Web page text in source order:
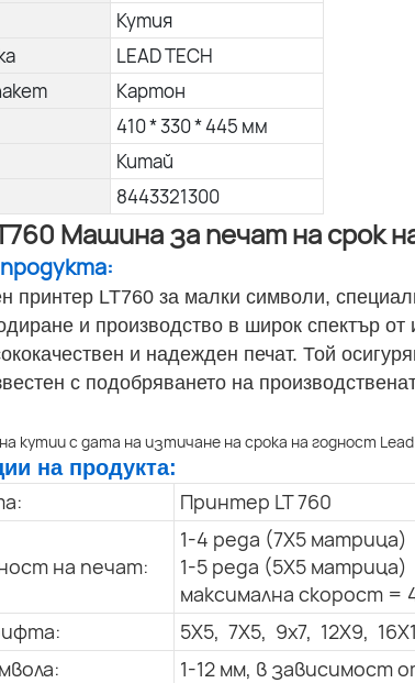
Кутия
LEAD TECH
Картон
410 * 330 * 445 мм
Китай
8443321300
Машина за печат на срок
принтер LT760 за малки символи,
и производство в широк спектър
и надежден печат. Той
с подобряването на
на продукта:
Принтер LT 760
на печат:
1-4 реда (7X5 матрица)
1-5 реда (5X5 матрица)
максимална скорост =
5X5, 7X5, 9x7, 12X9,
1-12 мм, в зависимост